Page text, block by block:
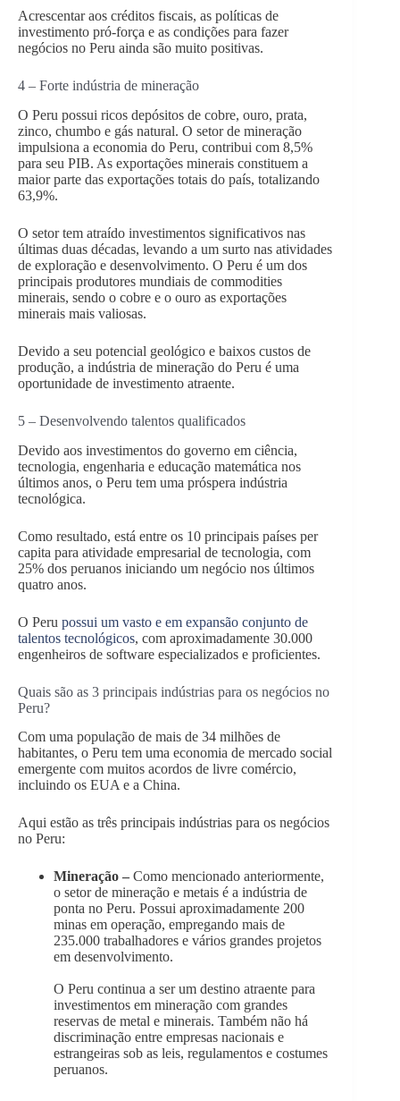
Acrescentar aos créditos fiscais, as políticas de
investimento pró-força e as condições para fazer
negócios no Peru ainda são muito positivas.
4 – Forte indústria de mineração
O Peru possui ricos depósitos de cobre, ouro, prata,
zinco, chumbo e gás natural. O setor de mineração
impulsiona a economia do Peru, contribui com 8,5%
para seu PIB. As exportações minerais constituem a
maior parte das exportações totais do país, totalizando
63,9%.
O setor tem atraído investimentos significativos nas
últimas duas décadas, levando a um surto nas atividades
de exploração e desenvolvimento. O Peru é um dos
principais produtores mundiais de commodities
minerais, sendo o cobre e o ouro as exportações
minerais mais valiosas.
Devido a seu potencial geológico e baixos custos de
produção, a indústria de mineração do Peru é uma
oportunidade de investimento atraente.
5 – Desenvolvendo talentos qualificados
Devido aos investimentos do governo em ciência,
tecnologia, engenharia e educação matemática nos
últimos anos, o Peru tem uma próspera indústria
tecnológica.
Como resultado, está entre os 10 principais países per
capita para atividade empresarial de tecnologia, com
25% dos peruanos iniciando um negócio nos últimos
quatro anos.
O Peru possui um vasto e em expansão conjunto de
talentos tecnológicos, com aproximadamente 30.000
engenheiros de software especializados e proficientes.
Quais são as 3 principais indústrias para os negócios no
Peru?
Com uma população de mais de 34 milhões de
habitantes, o Peru tem uma economia de mercado social
emergente com muitos acordos de livre comércio,
incluindo os EUA e a China.
Aqui estão as três principais indústrias para os negócios
no Peru:
Mineração – Como mencionado anteriormente,
o setor de mineração e metais é a indústria de
ponta no Peru. Possui aproximadamente 200
minas em operação, empregando mais de
235.000 trabalhadores e vários grandes projetos
em desenvolvimento.
O Peru continua a ser um destino atraente para
investimentos em mineração com grandes
reservas de metal e minerais. Também não há
discriminação entre empresas nacionais e
estrangeiras sob as leis, regulamentos e costumes
peruanos.